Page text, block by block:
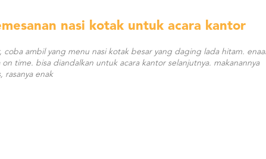
nasi kotak untuk acara kantor
coba ambil yang menu nasi kotak besar yang daging lada hitam.
time. bisa diandalkan untuk acara kantor selanjutnya. makanannya
rasanya enak